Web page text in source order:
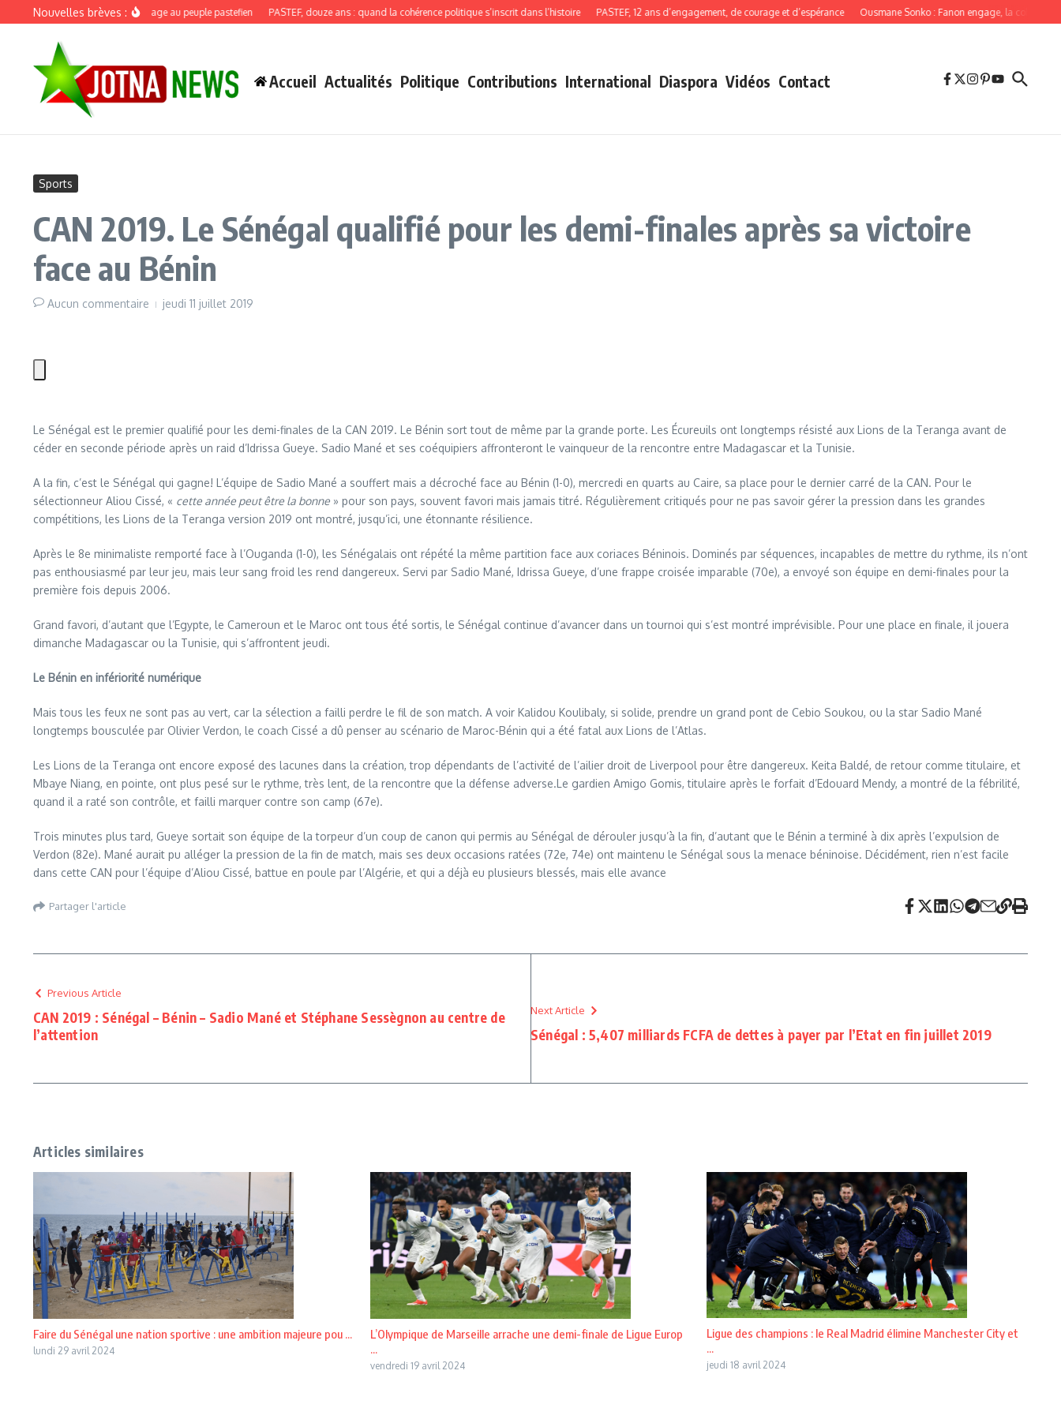
Aller au contenu
Nouvelles brèves :
Discours de recadrage au peuple pastefien PASTEF, douze ans : quand la cohérence politique s’inscrit dans l’histoire PASTEF, 12 ans d’engagement, de courage et d’espérance Ousmane Sonko : Fanon engage, la cohérence
Accueil Actualités Politique Contributions International Diaspora Vidéos Contact
Sports
CAN 2019. Le Sénégal qualifié pour les demi-finales après sa victoire
face au Bénin
Aucun commentaire jeudi 11 juillet 2019
Le Sénégal est le premier qualifié pour les demi-finales de la CAN 2019. Le Bénin sort tout de même par la grande porte. Les Écureuils ont longtemps résisté aux Lions de la Teranga avant de
céder en seconde période après un raid d’Idrissa Gueye. Sadio Mané et ses coéquipiers affronteront le vainqueur de la rencontre entre Madagascar et la Tunisie.
A la fin, c’est le Sénégal qui gagne! L’équipe de Sadio Mané a souffert mais a décroché face au Bénin (1-0), mercredi en quarts au Caire, sa place pour le dernier carré de la CAN. Pour le
sélectionneur Aliou Cissé, « cette année peut être la bonne » pour son pays, souvent favori mais jamais titré. Régulièrement critiqués pour ne pas savoir gérer la pression dans les grandes
compétitions, les Lions de la Teranga version 2019 ont montré, jusqu’ici, une étonnante résilience.
Après le 8e minimaliste remporté face à l’Ouganda (1-0), les Sénégalais ont répété la même partition face aux coriaces Béninois. Dominés par séquences, incapables de mettre du rythme, ils n’ont
pas enthousiasmé par leur jeu, mais leur sang froid les rend dangereux. Servi par Sadio Mané, Idrissa Gueye, d’une frappe croisée imparable (70e), a envoyé son équipe en demi-finales pour la
première fois depuis 2006.
Grand favori, d’autant que l’Egypte, le Cameroun et le Maroc ont tous été sortis, le Sénégal continue d’avancer dans un tournoi qui s’est montré imprévisible. Pour une place en finale, il jouera
dimanche Madagascar ou la Tunisie, qui s’affrontent jeudi.
Le Bénin en infériorité numérique
Mais tous les feux ne sont pas au vert, car la sélection a failli perdre le fil de son match. A voir Kalidou Koulibaly, si solide, prendre un grand pont de Cebio Soukou, ou la star Sadio Mané
longtemps bousculée par Olivier Verdon, le coach Cissé a dû penser au scénario de Maroc-Bénin qui a été fatal aux Lions de l’Atlas.
Les Lions de la Teranga ont encore exposé des lacunes dans la création, trop dépendants de l’activité de l’ailier droit de Liverpool pour être dangereux. Keita Baldé, de retour comme titulaire, et
Mbaye Niang, en pointe, ont plus pesé sur le rythme, très lent, de la rencontre que la défense adverse.Le gardien Amigo Gomis, titulaire après le forfait d’Edouard Mendy, a montré de la fébrilité,
quand il a raté son contrôle, et failli marquer contre son camp (67e).
Trois minutes plus tard, Gueye sortait son équipe de la torpeur d’un coup de canon qui permis au Sénégal de dérouler jusqu’à la fin, d’autant que le Bénin a terminé à dix après l’expulsion de
Verdon (82e). Mané aurait pu alléger la pression de la fin de match, mais ses deux occasions ratées (72e, 74e) ont maintenu le Sénégal sous la menace béninoise. Décidément, rien n’est facile
dans cette CAN pour l’équipe d’Aliou Cissé, battue en poule par l’Algérie, et qui a déjà eu plusieurs blessés, mais elle avance
Partager l'article
Previous Article
CAN 2019 : Sénégal – Bénin – Sadio Mané et Stéphane Sessègnon au centre de
l’attention
Next Article
Sénégal : 5,407 milliards FCFA de dettes à payer par l’Etat en fin juillet 2019
Articles similaires
Faire du Sénégal une nation sportive : une ambition majeure pou ...
lundi 29 avril 2024
L’Olympique de Marseille arrache une demi-finale de Ligue Europ
...
vendredi 19 avril 2024
Ligue des champions : le Real Madrid élimine Manchester City et
...
jeudi 18 avril 2024